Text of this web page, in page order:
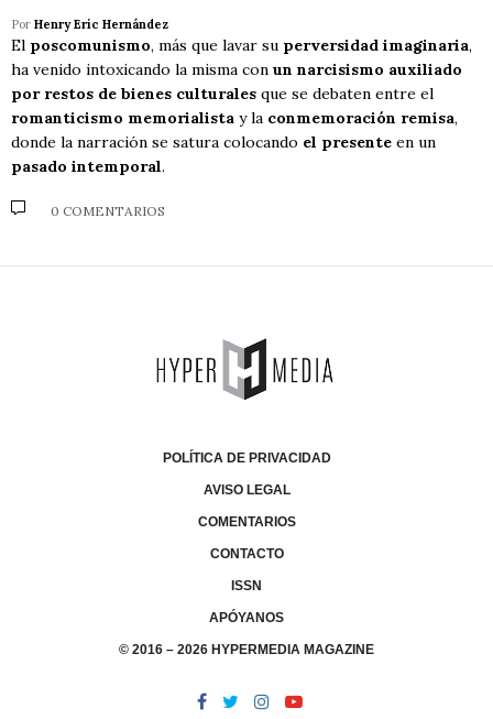
Por Henry Eric Hernández
El poscomunismo, más que lavar su perversidad imaginaria,
ha venido intoxicando la misma con un narcisismo auxiliado
por restos de bienes culturales que se debaten entre el
romanticismo memorialista y la conmemoración remisa,
donde la narración se satura colocando el presente en un
pasado intemporal.
0 COMENTARIOS
POLÍTICA DE PRIVACIDAD
AVISO LEGAL
COMENTARIOS
CONTACTO
ISSN
APÓYANOS
© 2016 – 2026 HYPERMEDIA MAGAZINE